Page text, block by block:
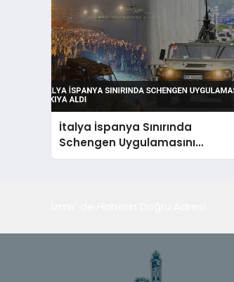
İtalya İspanya Sınırında
Schengen Uygulamasını
Askıya Aldı